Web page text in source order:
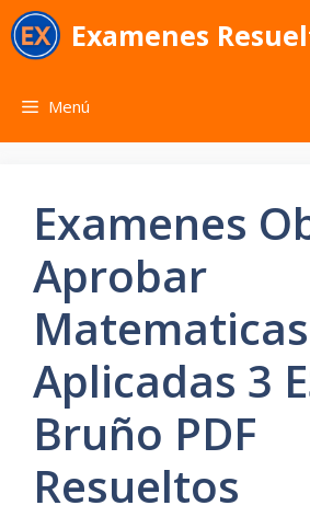
Saltar
al
contenido
Examenes
Menú
Examenes
Aprobar
Matematicas
Aplicadas 3
Bruño PDF
Resueltos